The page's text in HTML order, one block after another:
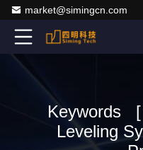
market@simingcn.com
Keywords [
Leveling